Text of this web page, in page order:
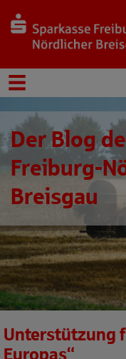
Der Blog
Freiburg-
Breisgau
Unterstützung
Europas“